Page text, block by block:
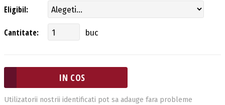
Eligibil:
Cantitate: buc
Utilizatorii nostrii identificati pot sa adauge fara probleme